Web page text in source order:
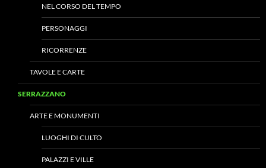
NEL CORSO DEL TEMPO
PERSONAGGI
RICORRENZE
TAVOLE E CARTE
SERRAZZANO
ARTE E MONUMENTI
LUOGHI DI CULTO
PALAZZI E VILLE